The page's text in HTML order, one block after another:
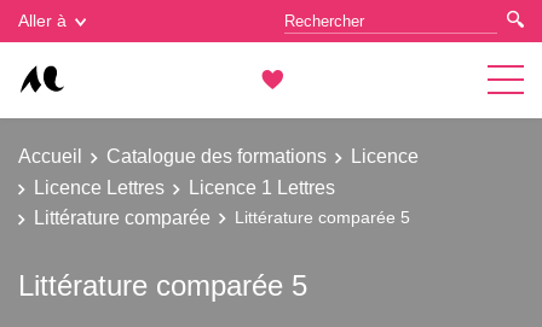
Aller à
Accueil Catalogue des formations
Licence
Licence Lettres
Licence 1 Lettres
Littérature comparée
Littérature comparée 5
Littérature comparée 5
Gestion des cookies